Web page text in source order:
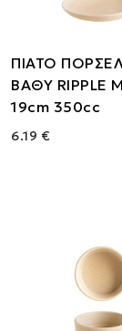
ΠΙΑΤΟ
ΒΑΘΥ RIPPLE
19cm 350cc
6.19 €